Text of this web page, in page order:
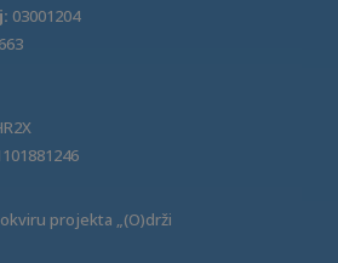
03001204
projekta „(O)drži